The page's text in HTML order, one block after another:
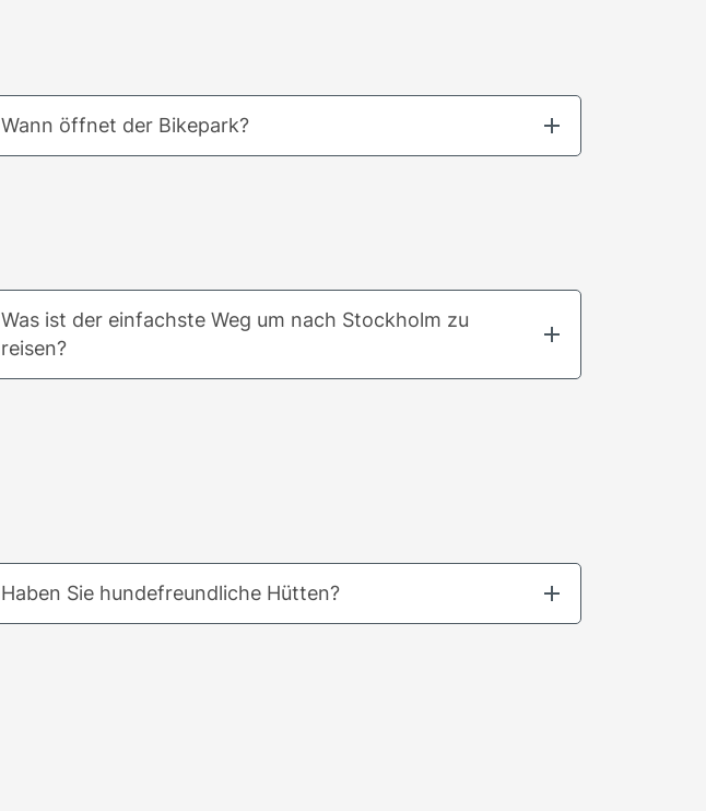
Wann öffnet der Bikepark?
Was ist der einfachste Weg um nach Stockholm zu
reisen?
Haben Sie hundefreundliche Hütten?